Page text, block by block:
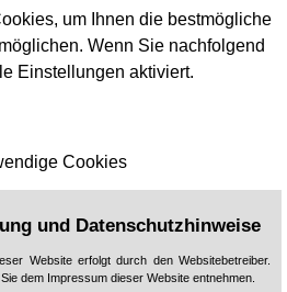
der Wohnfläche, der neuen
dem seit 2007 geltenden
um Ihnen die bestmögliche
Wenn Sie nachfolgend
Einstellungen aktiviert.
Cookies
und Datenschutzhinweise
Website erfolgt durch den Websitebetreiber.
dem Impressum dieser Website entnehmen.